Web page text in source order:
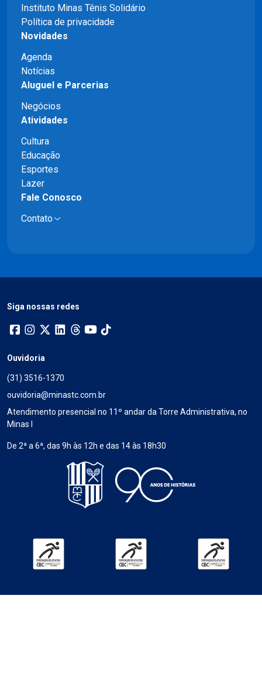
Instituto Minas Tênis Solidário
Política de privacidade
Novidades
Agenda
Notícias
Aluguel e Parcerias
Negócios
Atividades
Cultura
Educação
Esportes
Lazer
Fale Conosco
Contato
Siga nossas redes
Ouvidoria
(31) 3516-1370
ouvidoria@minastc.com.br
Atendimento presencial no 11º andar da Torre Administrativa, no
Minas I
De 2ª a 6ª, das 9h às 12h e das 14 às 18h30